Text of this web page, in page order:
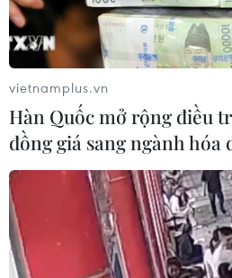
Mưa lũ, sạt lở tại Sri Lanka
người thiệt mạng
Thời tiết ngày 5/8: Bắc Bộ
mưa lớn, nguy cơ lũ quét và
gia tăng
04/08/2026 23:08
vietnamplus.vn
Hàn Quốc mở rộng điều
đồng giá sang ngành hóa